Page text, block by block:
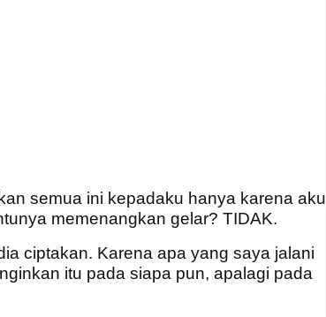
semua ini kepadaku hanya karena aku
memenangkan gelar? TIDAK.
ciptakan. Karena apa yang saya jalani
itu pada siapa pun, apalagi pada